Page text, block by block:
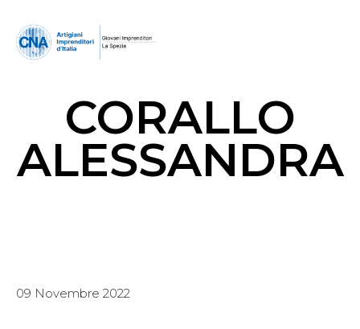
CORALLO
ALESSANDRA
09 Novembre 2022